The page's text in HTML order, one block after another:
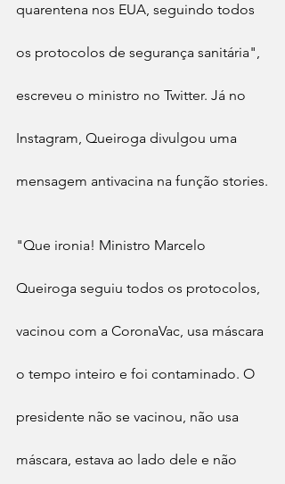
quarentena nos EUA, seguindo todos
os protocolos de segurança sanitária",
escreveu o ministro no Twitter. Já no
Instagram, Queiroga divulgou uma
mensagem antivacina na função stories.
"Que ironia! Ministro Marcelo
Queiroga seguiu todos os protocolos,
vacinou com a CoronaVac, usa máscara
o tempo inteiro e foi contaminado. O
presidente não se vacinou, não usa
máscara, estava ao lado dele e não